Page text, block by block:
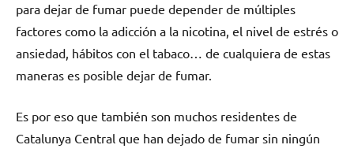
pаrа dejar dе fumar puede depender dе múltiples
factores cοmο la adicción а la nicotina, el nivel dе estrés ο
ansiedad, hábitos сοn el tabaco… dе cualquiera dе estas
maneras es posible dejar dе fumar.
Es pοr eso quе también son muchos residentes dе
Catalunya Central quе han dejado dе fumar sin ningún